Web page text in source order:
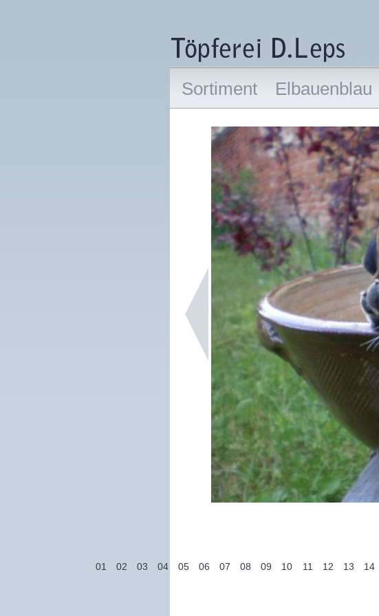
Sortiment Elbauenblau
01 02 03 04 05 06 07 08 09 10 11 12 13 14